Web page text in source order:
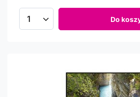
Ilość produktów Do